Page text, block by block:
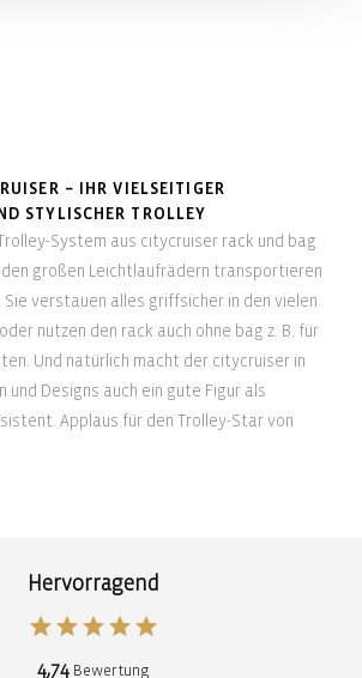
– IHR VIELSEITIGER
STYLISCHER TROLLEY
System aus citycruiser rack und bag
den großen Leichtlaufrädern transportieren
Sie verstauen alles griffsicher in den vielen
nutzen den rack auch ohne bag z. B. für
Und natürlich macht der citycruiser in
und Designs auch ein gute Figur als
Applaus für den Trolley-Star von
Hervorragend
4,74 Bewertung